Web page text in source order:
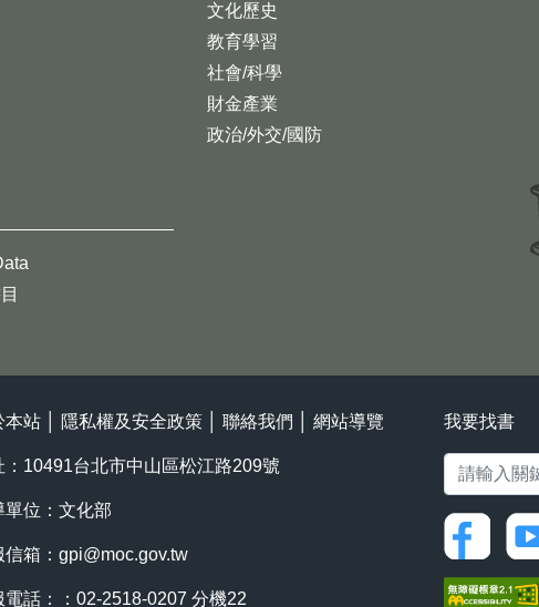
文化歷史
教育學習
社會/科學
財金產業
政治/外交/國防
本站 隱私權及安全政策 聯絡我們 網站導覽
：10491台北市中山區松江路209號
單位：文化部
箱： gpi@moc.gov.tw
電話：：02-2518-0207 分機22
我要找書